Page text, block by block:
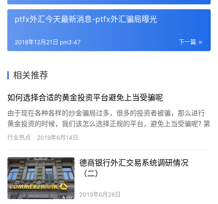
ptfx外汇今天最新消息-ptfx外汇骗局曝光
下一篇
2018年12月21日 pm3:47
相关推荐
如何选择合适的黄金投资平台避免上当受骗呢
由于现在各种各样的炒金骗局过多，很多的投资者被骗，那么进行
黄金投资的时候，我们该怎么选择正规的平台，避免上当受骗呢? 第
一， 平台是否正规。这一条的选择标准是，看该公司是否是香港
行业热点 2019年6月14日
德商银行外汇交易系统调研情况
（二）
2019年6月26日